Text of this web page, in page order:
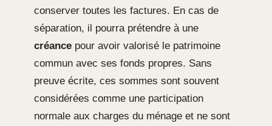
conserver toutes les factures. En cas de
séparation, il pourra prétendre à une
créance pour avoir valorisé le patrimoine
commun avec ses fonds propres. Sans
preuve écrite, ces sommes sont souvent
considérées comme une participation
normale aux charges du ménage et ne sont